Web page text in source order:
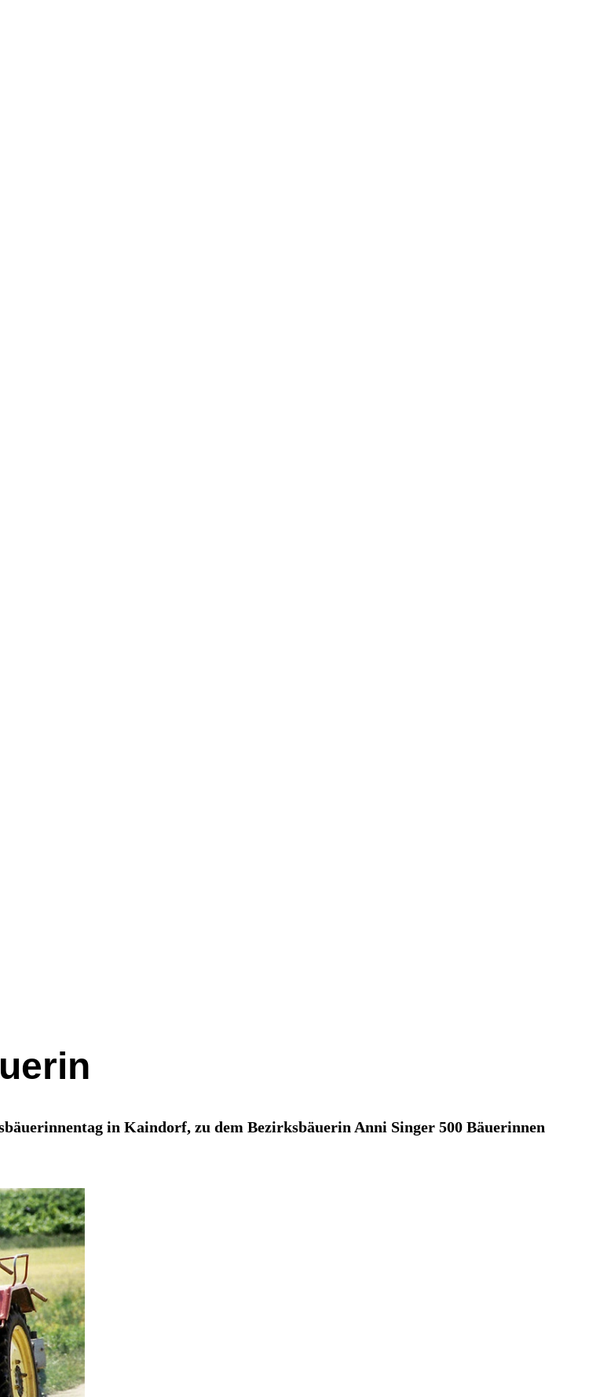
in Kaindorf, zu dem Bezirksbäuerin Anni Singer 500 Bäuerinnen